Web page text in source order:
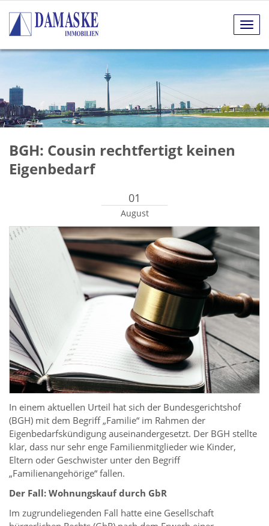
BGH: Cousin rechtfertigt keinen
Eigenbedarf
01
August
In einem aktuellen Urteil hat sich der Bundesgerichtshof
(BGH) mit dem Begriff „Familie“ im Rahmen der
Eigenbedarfskündigung auseinandergesetzt. Der BGH stellte
klar, dass nur sehr enge Familienmitglieder wie Kinder,
Eltern oder Geschwister unter den Begriff
„Familienangehörige“ fallen.
Der Fall: Wohnungskauf durch GbR
Im zugrundeliegenden Fall hatte eine Gesellschaft